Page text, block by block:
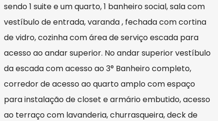
sendo 1 suite e um quarto, 1 banheiro social, sala com
vestíbulo de entrada, varanda , fechada com cortina
de vidro, cozinha com área de serviço escada para
acesso ao andar superior. No andar superior vestíbulo
da escada com acesso ao 3° Banheiro completo,
corredor de acesso ao quarto amplo com espaço
para instalação de closet e armário embutido, acesso
ao terraço com lavanderia, churrasqueira, deck de